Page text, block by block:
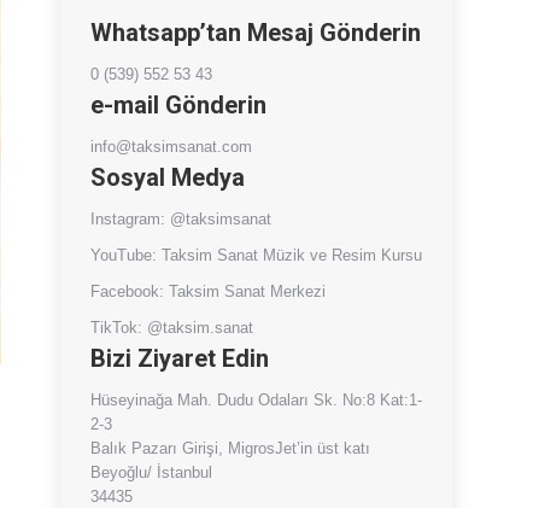
Whatsapp’tan Mesaj Gönderin
0 (539) 552 53 43
e-mail Gönderin
info@taksimsanat.com
Sosyal Medya
Instagram: @taksimsanat
YouTube: Taksim Sanat Müzik ve Resim Kursu
Facebook: Taksim Sanat Merkezi
TikTok: @taksim.sanat
Bizi Ziyaret Edin
Hüseyinağa Mah. Dudu Odaları Sk. No:8 Kat:1-
2-3
Balık Pazarı Girişi, MigrosJet’in üst katı
Beyoğlu/ İstanbul
34435